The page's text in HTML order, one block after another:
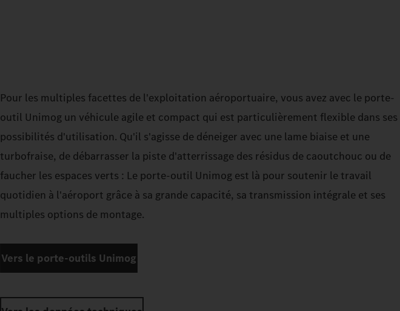
Pour les multiples facettes de l'exploitation aéroportuaire, vous avez avec le porte-
outil Unimog un véhicule agile et compact qui est particulièrement flexible dans ses
possibilités d'utilisation. Qu'il s'agisse de déneiger avec une lame biaise et une
turbofraise, de débarrasser la piste d'atterrissage des résidus de caoutchouc ou de
faucher les espaces verts : Le porte-outil Unimog est là pour soutenir le travail
quotidien à l'aéroport grâce à sa grande capacité, sa transmission intégrale et ses
multiples options de montage.
Vers le porte-outils Unimog